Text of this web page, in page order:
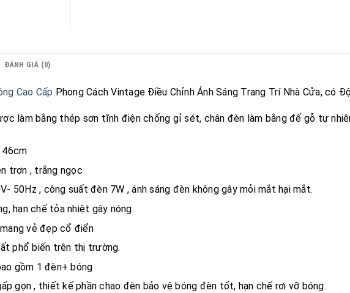
ĐÁNH GIÁ (0)
Cao Cấp Phong Cách Vintage Điều Chỉnh Ánh Sáng Trang Trí Nhà Cửa, có
làm bằng thép sơn tĩnh điện chống gỉ sét, chân đèn làm bằng đế gỗ tự
46cm
trơn , trắng ngọc
50Hz , công suất đèn 7W , ánh sáng đèn không gây mỏi mắt hại mắt.
hạn chế tỏa nhiệt gây nóng.
vẻ đẹp cổ điển
phổ biến trên thị trường.
gồm 1 đèn+ bóng
gọn , thiết kế phần chao đèn bảo vệ bóng đèn tốt, hạn chế rơi vỡ bóng.